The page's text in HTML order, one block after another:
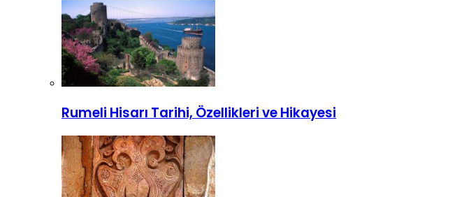
Rumeli Hisarı Tarihi, Özellikleri ve Hikayesi